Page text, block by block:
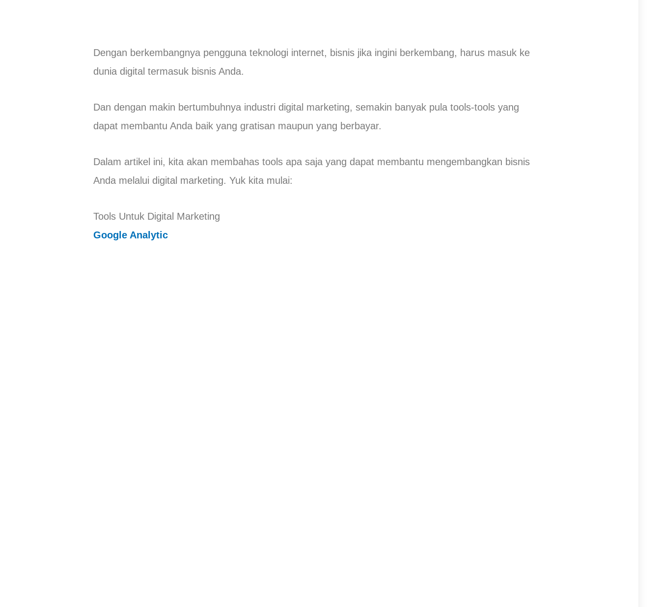
Dengan berkembangnya pengguna teknologi internet, bisnis jika ingini berkembang, harus masuk ke
dunia digital termasuk bisnis Anda.
Dan dengan makin bertumbuhnya industri digital marketing, semakin banyak pula tools-tools yang
dapat membantu Anda baik yang gratisan maupun yang berbayar.
Dalam artikel ini, kita akan membahas tools apa saja yang dapat membantu mengembangkan bisnis
Anda melalui digital marketing. Yuk kita mulai:
Tools Untuk Digital Marketing
Google Analytic